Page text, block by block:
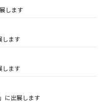
します
します
します
に出展します